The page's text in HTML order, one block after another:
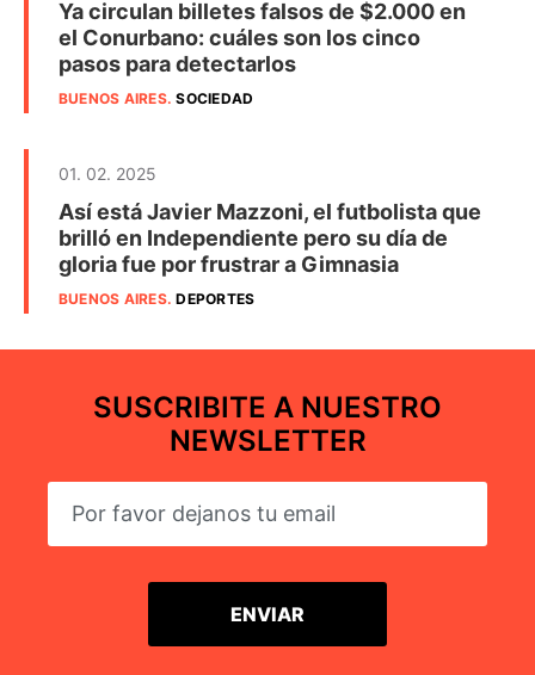
Ya circulan billetes falsos de $2.000 en
el Conurbano: cuáles son los cinco
pasos para detectarlos
BUENOS AIRES.SOCIEDAD
01. 02. 2025
Así está Javier Mazzoni, el futbolista que
brilló en Independiente pero su día de
gloria fue por frustrar a Gimnasia
BUENOS AIRES.DEPORTES
SUSCRIBITE A NUESTRO
NEWSLETTER